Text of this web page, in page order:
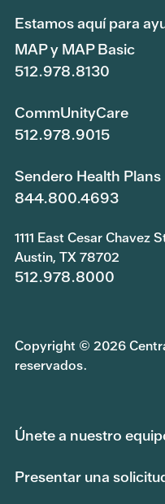
Estamos aquí para
MAP y MAP Basic
512.978.8130
CommUnityCare
512.978.9015
Sendero Health Plans
844.800.4693
1111 East Cesar Chavez
Austin, TX 78702
512.978.8000
Copyright © 2026
reservados.
Únete a nuestro
Presentar una